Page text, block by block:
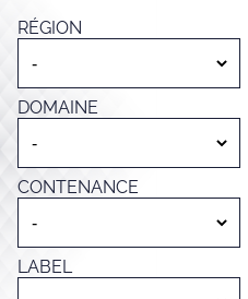
RÉGION
DOMAINE
CONTENANCE
LABEL